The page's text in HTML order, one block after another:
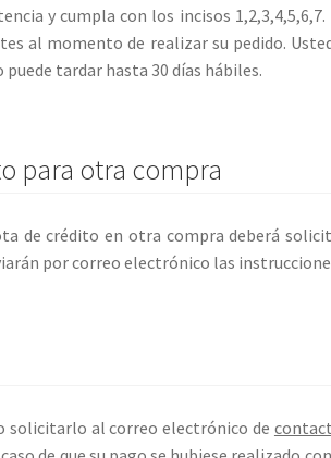
y cumpla con los incisos
al momento de realizar su pedido.
tardar hasta 30 días hábiles.
para otra compra
de crédito en otra compra deberá
por correo electrónico las
solicitarlo al correo electrónico de